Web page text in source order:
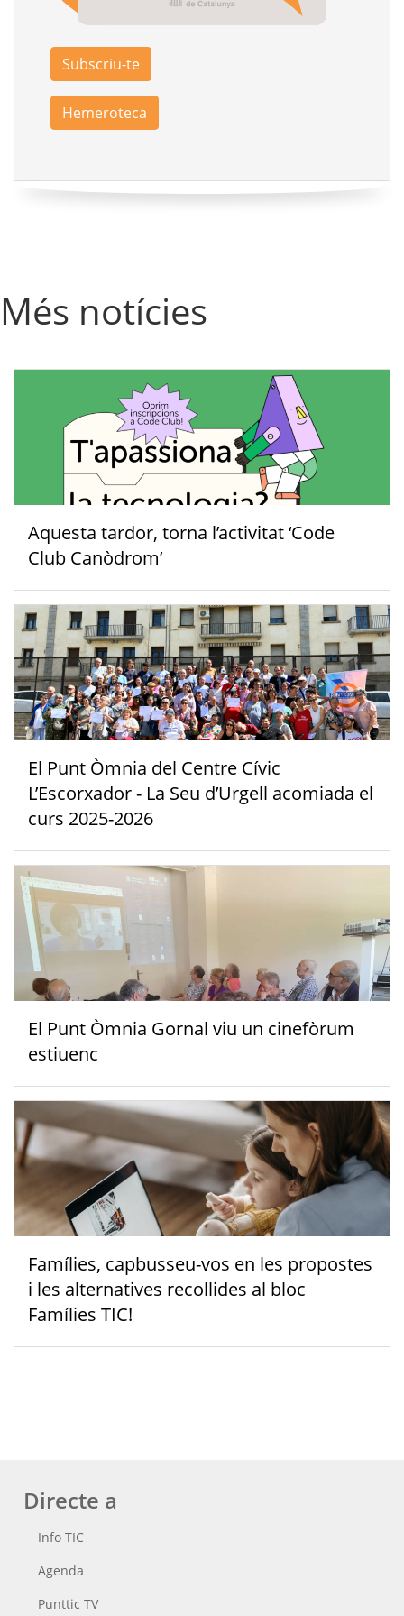
Subscriu-te
Hemeroteca
Més notícies
Aquesta tardor, torna l’activitat ‘Code
Club Canòdrom’
El Punt Òmnia del Centre Cívic
L’Escorxador - La Seu d’Urgell acomiada el
curs 2025-2026
El Punt Òmnia Gornal viu un cinefòrum
estiuenc
Famílies, capbusseu-vos en les propostes
i les alternatives recollides al bloc
Famílies TIC!
Directe a
Info TIC
Agenda
Punttic TV